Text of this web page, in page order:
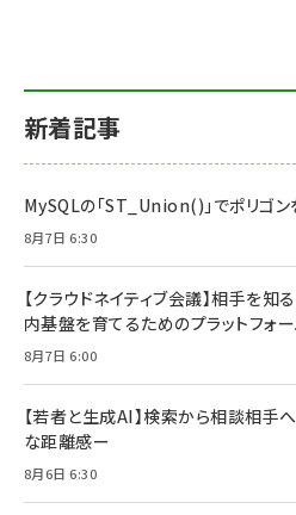
新着記事
MySQLの「ST_Union()」でポリゴ
8月7日 6:30
【クラウドネイティブ会議】相手を知
内基盤を育てるためのプラットフォ
8月7日 6:00
【若者と生成AI】検索から相談相手
な距離感ー
8月6日 6:30